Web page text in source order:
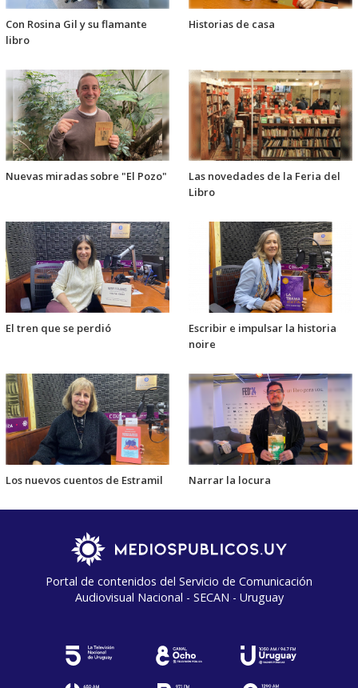
Con Rosina Gil y su flamante
libro
Historias de casa
Nuevas miradas sobre "El Pozo"
Las novedades de la Feria del
Libro
El tren que se perdió
Escribir e impulsar la historia
noire
Los nuevos cuentos de Estramil Narrar la locura
Portal de contenidos del Servicio de Comunicación
Audiovisual Nacional - SECAN - Uruguay